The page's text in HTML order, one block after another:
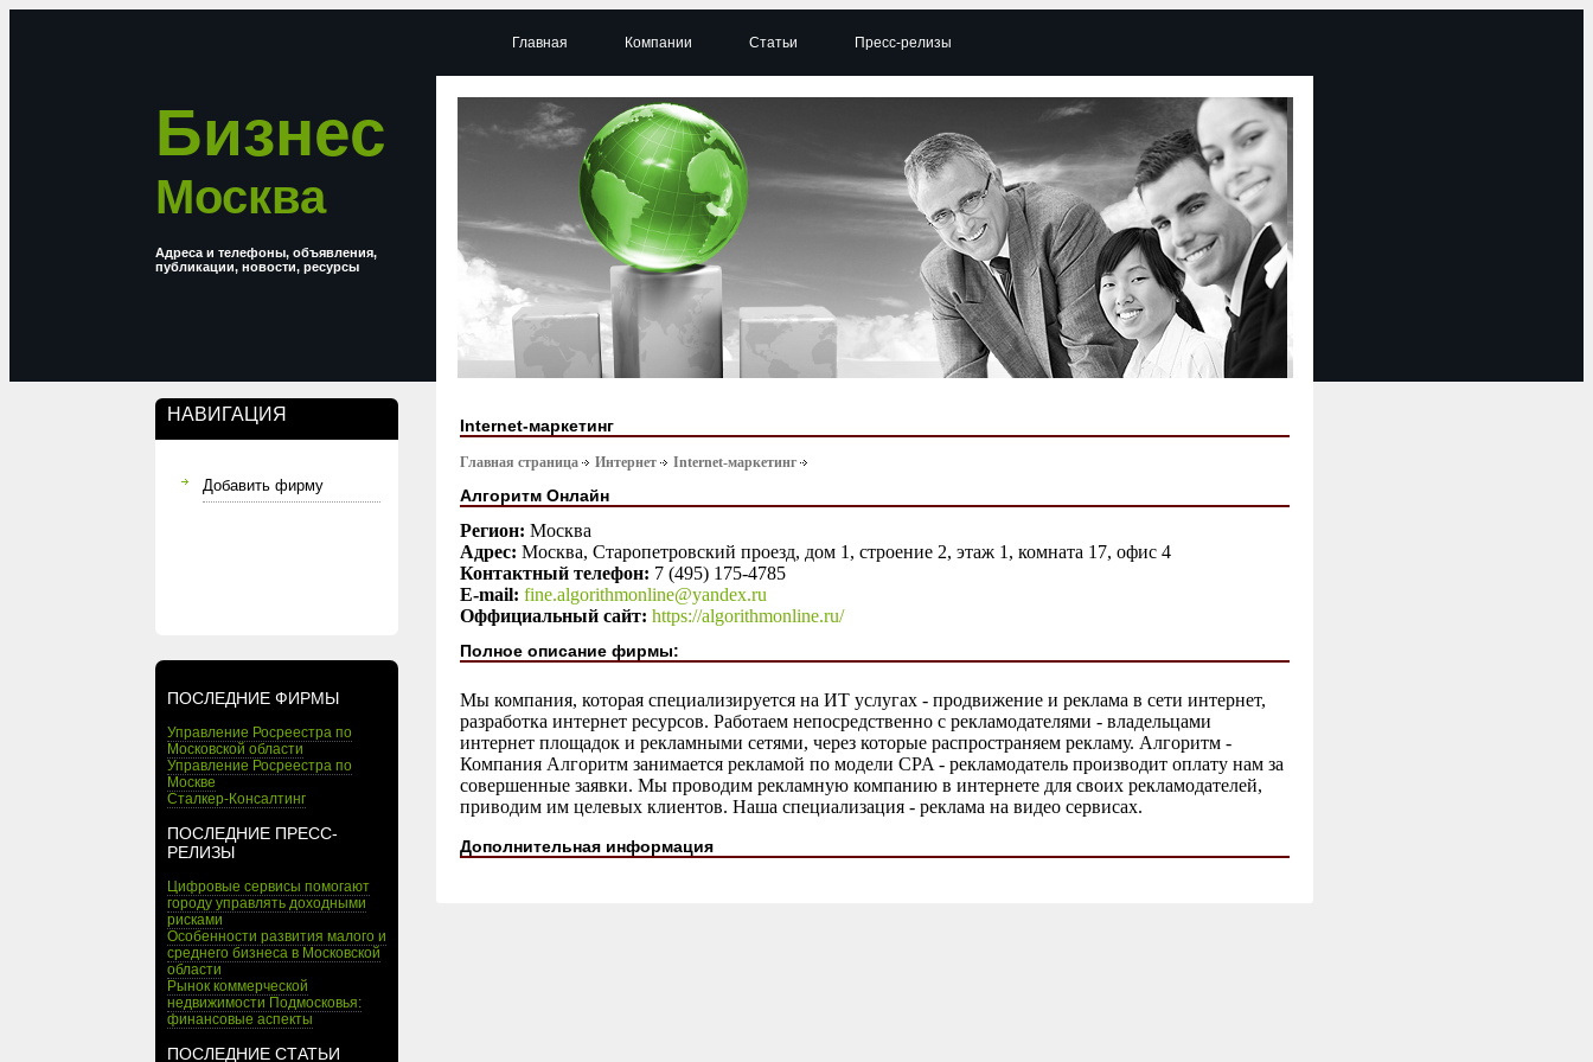
Бизнес
Москва
Адреса и телефоны, объявления,
публикации, новости, ресурсы
НАВИГАЦИЯ
Добавить фирму
ПОСЛЕДНИЕ ФИРМЫ
Управление Росреестра по
Московской области
Управление Росреестра по
Москве
Сталкер-Консалтинг
ПОСЛЕДНИЕ ПРЕСС-
РЕЛИЗЫ
Цифровые сервисы помогают
городу управлять доходными
рисками
Особенности развития малого и
среднего бизнеса в Московской
области
Рынок коммерческой
недвижимости Подмосковья:
финансовые аспекты
ПОСЛЕДНИЕ СТАТЬИ
Главная Компании Статьи Пресс-релизы
Internet-маркетинг
Главная страница Интернет Internet-маркетинг
Алгоритм Онлайн
Регион: Москва
Адрес: Москва, Старопетровский проезд, дом 1, строение 2, этаж 1, комната 17, офис 4
Контактный телефон: 7 (495) 175-4785
E-mail: fine.algorithmonline@yandex.ru
Оффициальный сайт: https://algorithmonline.ru/
Полное описание фирмы:
Мы компания, которая специализируется на ИТ услугах - продвижение и реклама в сети интернет,
разработка интернет ресурсов. Работаем непосредственно с рекламодателями - владельцами
интернет площадок и рекламными сетями, через которые распространяем рекламу. Алгоритм -
Компания Алгоритм занимается рекламой по модели CPA - рекламодатель производит оплату нам за
совершенные заявки. Мы проводим рекламную компанию в интернете для своих рекламодателей,
приводим им целевых клиентов. Наша специализация - реклама на видео сервисах.
Дополнительная информация